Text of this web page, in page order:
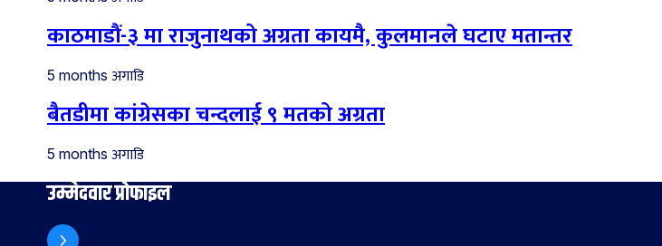
काठमाडौं-३ मा राजुनाथको अग्रता कायमै, कुलमानले घटाए मतान्तर
5 months अगाडि
बैतडीमा कांग्रेसका चन्दलाई ९ मतको अग्रता
5 months अगाडि
उम्मेदवार प्रोफाइल